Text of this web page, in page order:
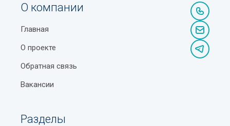
О компании
Главная
О проекте
Обратная связь
Вакансии
Разделы